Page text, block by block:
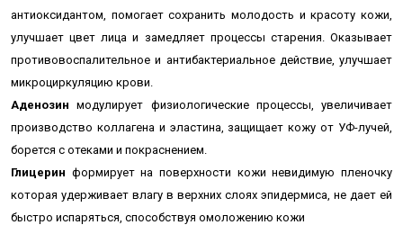
антиоксидантом, помогает сохранить молодость и красоту кожи,
улучшает цвет лица и замедляет процессы старения. Оказывает
противовоспалительное и антибактериальное действие, улучшает
микроциркуляцию крови.
Аденозин модулирует физиологические процессы, увеличивает
производство коллагена и эластина, защищает кожу от УФ-лучей,
борется с отеками и покраснением.
Глицерин формирует на поверхности кожи невидимую пленочку
которая удерживает влагу в верхних слоях эпидермиса, не дает ей
быстро испаряться, способствуя омоложению кожи